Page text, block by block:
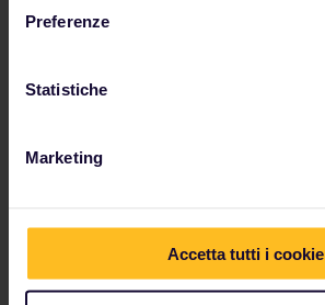
Preferenze
Statistiche
Marketing
Accetta tutti i cookie